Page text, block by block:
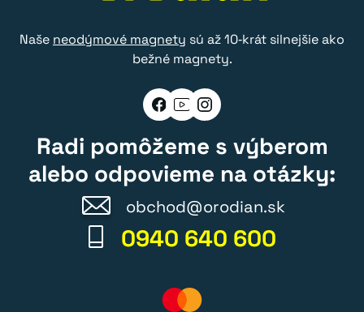
Naše neodýmové magnety sú až 10‑krát silnejšie ako
bežné magnety.
Radi pomôžeme s výberom
alebo odpovieme na otázky:
obchod@orodian.sk
0940 640 600